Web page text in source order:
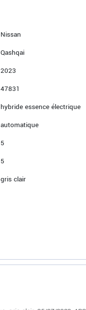
Nissan
Qashqai
2023
47831
hybride essence électrique
automatique
5
5
gris clair